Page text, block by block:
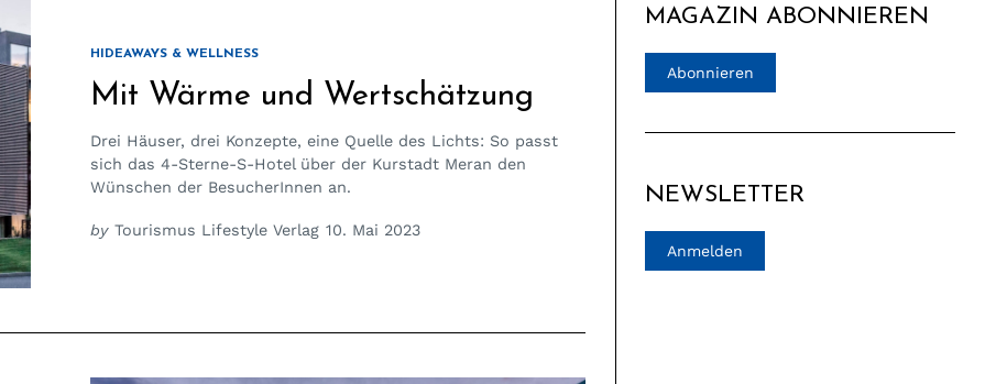
HIDEAWAYS & WELLNESS
Mit Wärme und Wertschätzung
Drei Häuser, drei Konzepte, eine Quelle des Lichts: So passt
sich das 4-Sterne-S-Hotel über der Kurstadt Meran den
Wünschen der BesucherInnen an.
by Tourismus Lifestyle Verlag 10. Mai 2023
MAGAZIN ABONNIEREN
Abonnieren
NEWSLETTER
Anmelden